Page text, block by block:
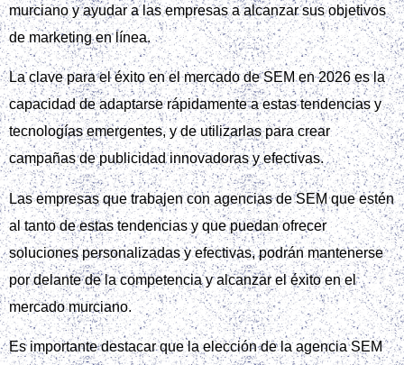
murciano y ayudar a las empresas a alcanzar sus objetivos
de marketing en línea.
La clave para el éxito en el mercado de SEM en 2026 es la
capacidad de adaptarse rápidamente a estas tendencias y
tecnologías emergentes, y de utilizarlas para crear
campañas de publicidad innovadoras y efectivas.
Las empresas que trabajen con agencias de SEM que estén
al tanto de estas tendencias y que puedan ofrecer
soluciones personalizadas y efectivas, podrán mantenerse
por delante de la competencia y alcanzar el éxito en el
mercado murciano.
Es importante destacar que la elección de la agencia SEM